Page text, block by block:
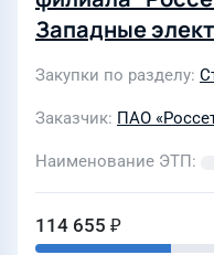
Западные
Закупки по разделу
Заказчик ПАО
Наименование ЭТП
114 655 ₽